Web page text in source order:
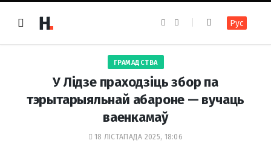
e
t
a
m
Рус
ГРАМАДСТВА
У Лідзе праходзіць збор па
тэрытарыяльнай абароне — вучаць
ваенкамаў
18 ЛІСТАПАДА 2025, 18:06